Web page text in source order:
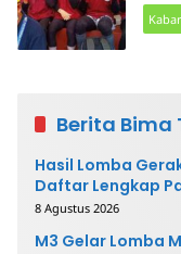
Berita Bima
Hasil Lomba
Daftar Lengkap
8 Agustus 2026
M3 Gelar Lomba